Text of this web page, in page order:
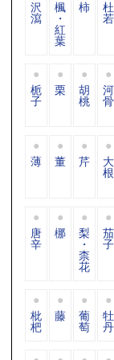
沢
瀉
楓
・
紅
葉
柿 杜
若
栀
子
栗 胡
桃
河
骨
薄 董 芹 大
根
唐
辛
梛 梨
・
柰
花
茄
子
枇
杷
藤 葡
萄
牡
丹